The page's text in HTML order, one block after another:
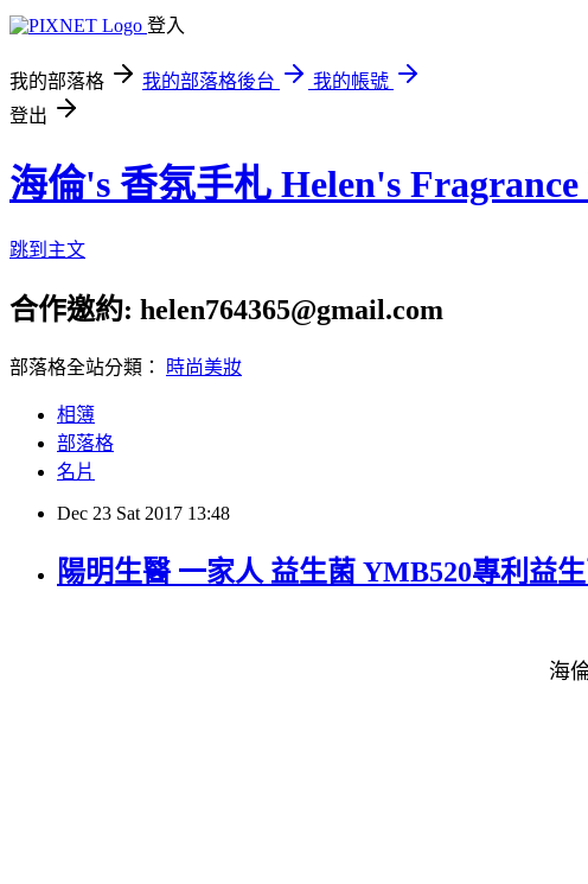
登入
我的部落格 我的部落格後台
我的帳號
登出
海倫's 香氛手札 Helen's Fragrance
跳到主文
合作邀約: helen764365@gmail.com
部落格全站分類： 時尚美妝
相簿
部落格
名片
Dec 23 Sat 2017 13:48
陽明生醫 一家人 益生菌 YMB520專利益
海